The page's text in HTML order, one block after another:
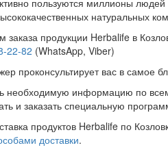
натуральных
заказа продукции Herbalife в
22-82 (WhatsApp, Viber)
проконсультирует вас в самое
необходимую информацию по
и заказать специальную
продуктов Herbalife по
доставки.